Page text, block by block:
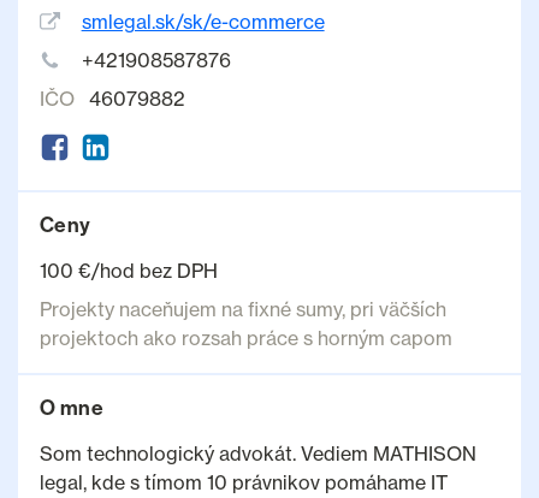
smlegal.sk/sk/e-commerce
+421908587876
IČO
46079882
Ceny
100 €/hod bez DPH
Projekty naceňujem na fixné sumy, pri väčších
projektoch ako rozsah práce s horným capom
O mne
Som technologický advokát. Vediem MATHISON
legal, kde s tímom 10 právnikov pomáhame IT